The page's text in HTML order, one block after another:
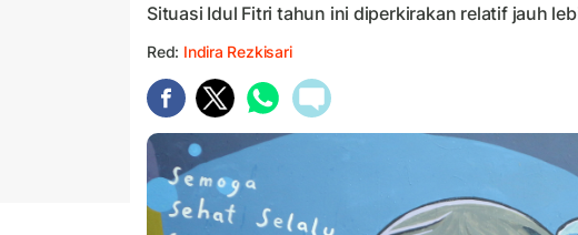
Situasi Idul Fitri tahun ini diperkirakan relatif jauh
Red: Indira Rezkisari